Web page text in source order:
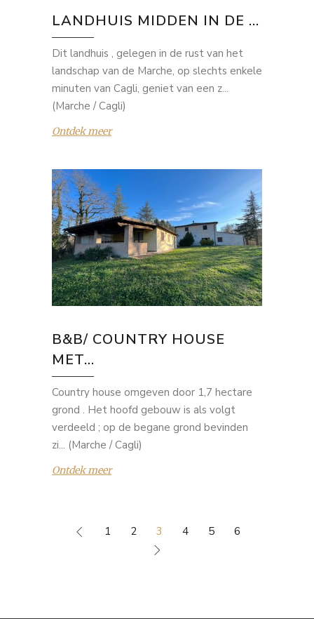
LANDHUIS MIDDEN IN DE ...
Dit landhuis , gelegen in de rust van het
landschap van de Marche, op slechts enkele
minuten van Cagli, geniet van een z...
(Marche / Cagli)
Ontdek meer
B&B/ COUNTRY HOUSE
MET...
Country house omgeven door 1,7 hectare
grond . Het hoofd gebouw is als volgt
verdeeld ; op de begane grond bevinden
zi... (Marche / Cagli)
Ontdek meer
1 2 3 4 5 6